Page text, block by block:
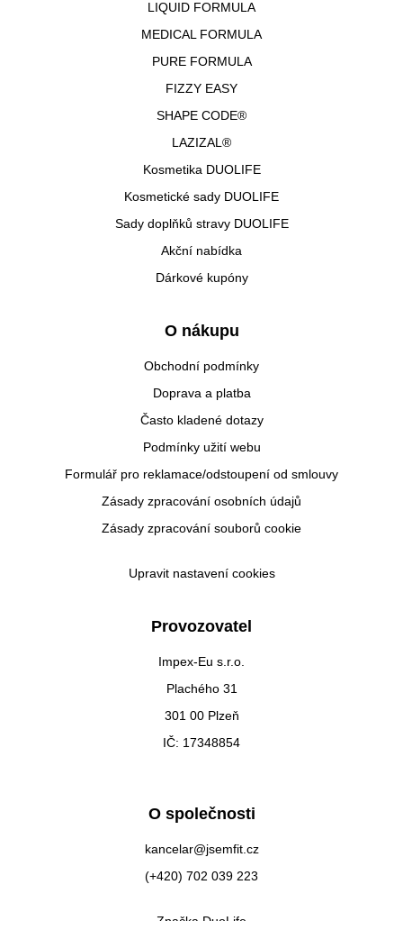
LIQUID FORMULA
MEDICAL FORMULA
PURE FORMULA
FIZZY EASY
SHAPE CODE®
LAZIZAL®
Kosmetika DUOLIFE
Kosmetické sady DUOLIFE
Sady doplňků stravy DUOLIFE
Akční nabídka
Dárkové kupóny
O nákupu
Obchodní podmínky
Doprava a platba
Často kladené dotazy
Podmínky užití webu
Formulář pro reklamace/odstoupení od smlouvy
Zásady zpracování osobních údajů
Zásady zpracování souborů cookie
Upravit nastavení cookies
Provozovatel
Impex-Eu s.r.o.
Plachého 31
301 00 Plzeň
IČ: 17348854
O společnosti
kancelar@jsemfit.cz
(+420) 702 039 223
Značka DuoLife